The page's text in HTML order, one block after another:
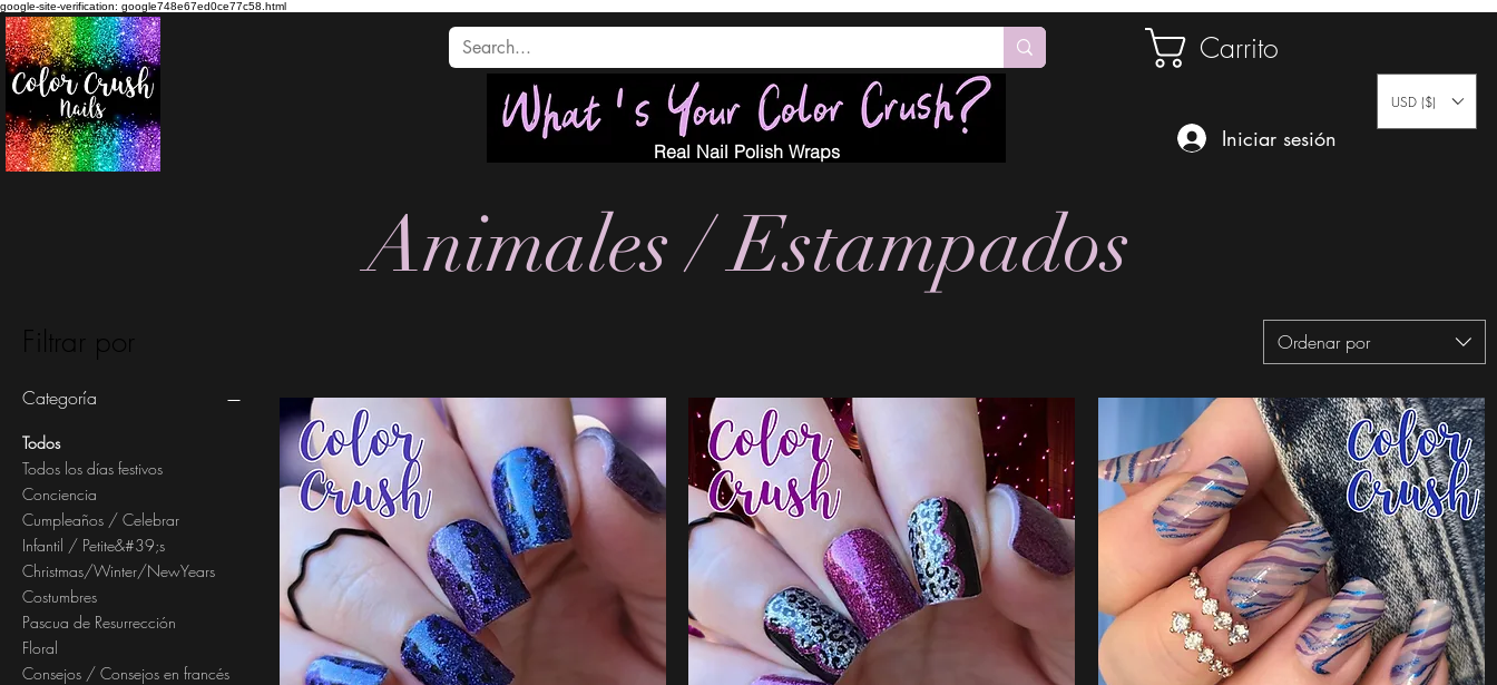
google-site-verification: google748e67ed0ce77c58.html
Carrito
Real Nail Polish Wraps
Iniciar sesión
USD ($)
Animales / Estampados
Filtrar por
Categoría
Todos
Todos los días festivos
Conciencia
Cumpleaños / Celebrar
Infantil / Petite&#39;s
Christmas/Winter/NewYears
Costumbres
Pascua de Resurrección
Floral
Consejos / Consejos en francés
Ordenar por